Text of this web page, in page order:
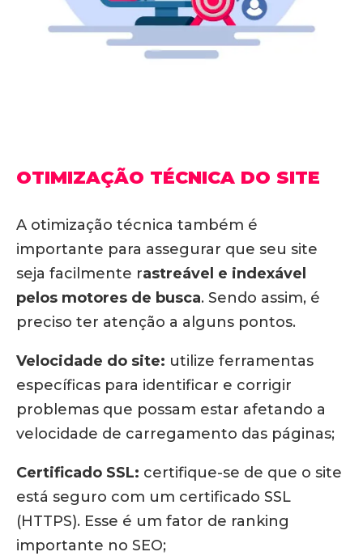
OTIMIZAÇÃO TÉCNICA DO SITE
A otimização técnica também é
importante para assegurar que seu site
seja facilmente rastreável e indexável
pelos motores de busca. Sendo assim, é
preciso ter atenção a alguns pontos.
Velocidade do site: utilize ferramentas
específicas para identificar e corrigir
problemas que possam estar afetando a
velocidade de carregamento das páginas;
Certificado SSL: certifique-se de que o site
está seguro com um certificado SSL
(HTTPS). Esse é um fator de ranking
importante no SEO;